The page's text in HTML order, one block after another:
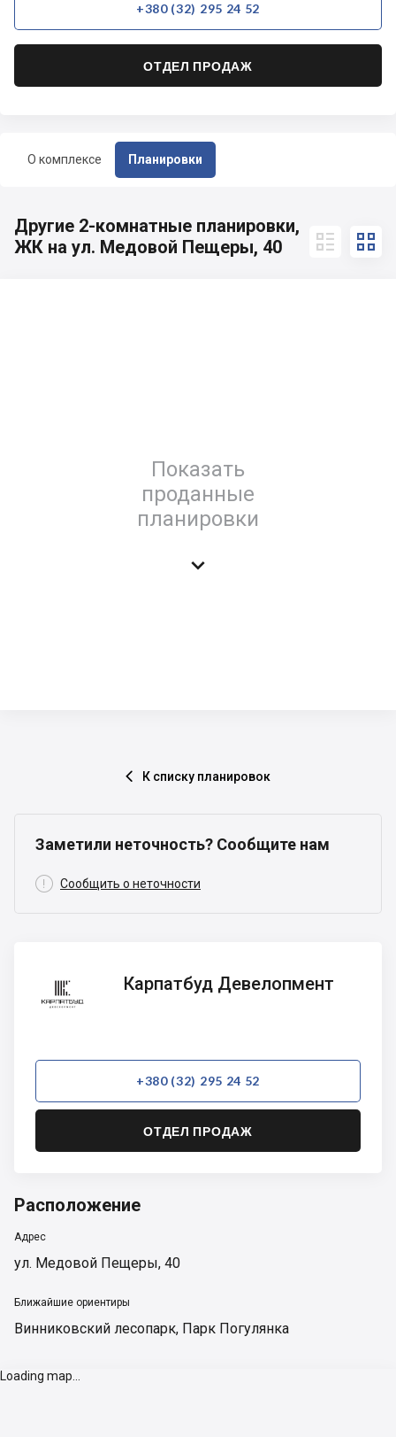
О комплексе Планировки
+380 (32) 295 24 52
ОТДЕЛ ПРОДАЖ
Другие 2-комнатные планировки,
ЖК на ул. Медовой Пещеры, 40
 
Показать
проданные
планировки

 К списку планировок
Заметили неточность? Сообщите нам
 Сообщить о неточности
ДевелопментКарпатбуд Девелопмент
+380 (32) 295 24 52
ОТДЕЛ ПРОДАЖ
Расположение
Адрес
ул. Медовой Пещеры, 40
Ближайшие ориентиры
Винниковский лесопарк, Парк Погулянка
Loading map...